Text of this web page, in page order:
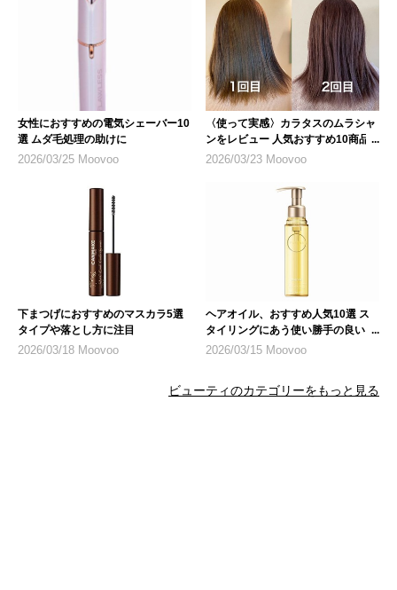
女性におすすめの電気シェーバー10
選 ムダ毛処理の助けに
2026/03/25 Moovoo
〈使って実感〉カラタスのムラシャ
ンをレビュー 人気おすすめ10商品
も紹介
2026/03/23 Moovoo
下まつげにおすすめのマスカラ5選
タイプや落とし方に注目
2026/03/18 Moovoo
ヘアオイル、おすすめ人気10選 ス
タイリングにあう使い勝手の良いも
のを
2026/03/15 Moovoo
ビューティのカテゴリーをもっと見る